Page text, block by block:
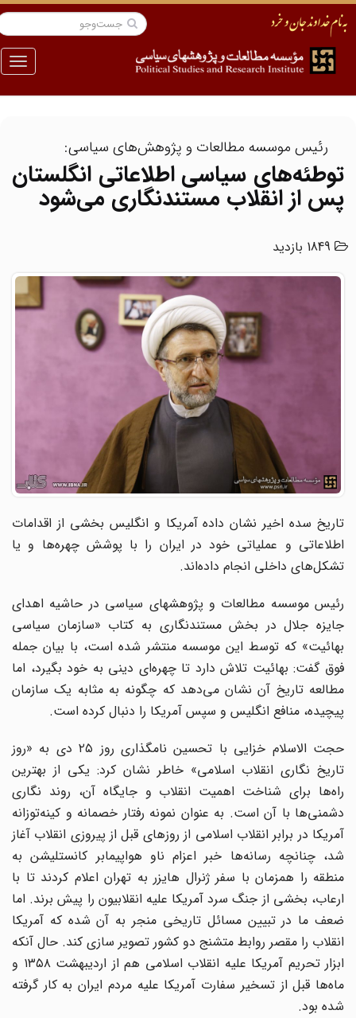
منو
رئیس موسسه مطالعات و پژوهش‌های سیاسی:
توطئه‌های سیاسی اطلاعاتی انگلستان
پس از انقلاب مستندنگاری می‌شود
1849 بازدید
تاریخ سده اخیر نشان داده آمریکا و انگلیس بخشی از اقدامات
اطلاعاتی و عملیاتی خود در ایران را با پوشش چهره‌ها و یا
تشکل‌های داخلی انجام داده‌اند.
رئیس موسسه مطالعات و پژوهشهای سیاسی در حاشیه اهدای
جایزه جلال در بخش مستندنگاری به کتاب «سازمان سیاسی
بهائیت» که توسط این موسسه منتشر شده است، با بیان جمله
فوق گفت: بهائیت تلاش دارد تا چهره‌ای دینی به خود بگیرد، اما
مطالعه تاریخ آن نشان می‌دهد که چگونه به مثابه یک سازمان
پیچیده، منافع انگلیس و سپس آمریکا را دنبال کرده است.
حجت الاسلام خزایی با تحسین نامگذاری روز ۲۵ دی به «روز
تاریخ نگاری انقلاب اسلامی» خاطر نشان کرد: یکی از بهترین
راه‌ها برای شناخت اهمیت انقلاب و جایگاه آن، روند نگاری
دشمنی‌ها با آن است. به عنوان نمونه رفتار خصمانه و کینه‌توزانه
آمریکا در برابر انقلاب اسلامی از روزهای قبل از پیروزی انقلاب آغاز
شد، چنانچه رسانه‌ها خبر اعزام ناو هواپیمابر کانستلیشن به
منطقه را همزمان با سفر ژنرال هایزر به تهران اعلام کردند تا با
ارعاب، بخشی از جنگ سرد آمریکا علیه انقلابیون را پیش برند. اما
ضعف ما در تبیین مسائل تاریخی منجر به آن شده که آمریکا
انقلاب را مقصر روابط متشنج دو کشور تصویر سازی کند. حال آنکه
ابزار تحریم آمریکا علیه انقلاب اسلامی هم از اردیبهشت ۱۳۵۸ و
ماه‌ها قبل از تسخیر سفارت آمریکا علیه مردم ایران به کار گرفته
شده بود.